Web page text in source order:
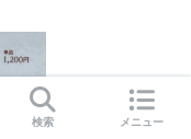
検索 メニュー